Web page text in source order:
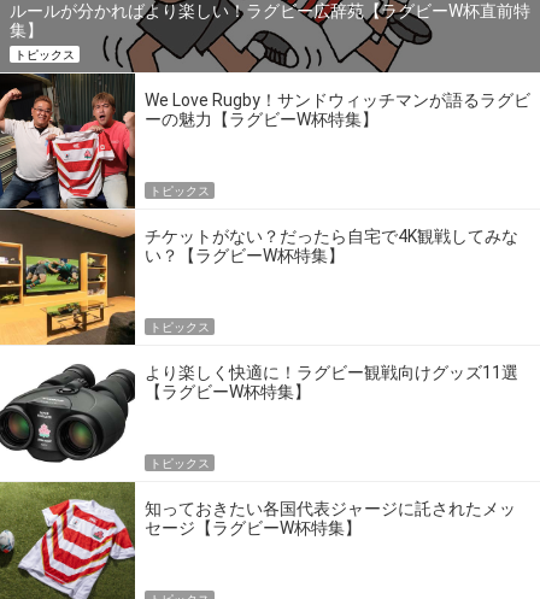
ルールが分かればより楽しい！ラグビー広辞苑【ラグビーW杯直前特
集】
トピックス
We Love Rugby！サンドウィッチマンが語るラグビ
ーの魅力【ラグビーW杯特集】
トピックス
チケットがない？だったら自宅で4K観戦してみな
い？【ラグビーW杯特集】
トピックス
より楽しく快適に！ラグビー観戦向けグッズ11選
【ラグビーW杯特集】
トピックス
知っておきたい各国代表ジャージに託されたメッ
セージ【ラグビーW杯特集】